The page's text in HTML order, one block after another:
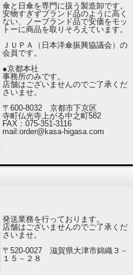
傘と日傘を専門に扱う製造卸です。
安物すぎずブランド品のように高く
ない、ノーブランド品で安価をモッ
トーに商品を取りそろえています。
ＪＵＰＡ（日本洋傘振興協議会）の
会員です。
●京都本社
事務所のみです。
店舗はございませんのでご了承くだ
さいませ。
〒600-8032 京都市下京区
寺町仏光寺上がる中之町582
FAX：075-351-3116
mail:order@kasa-higasa.com
発送業務を行っております。
店舗はございませんのでご了承くだ
さいませ。
〒520-0027 滋賀県大津市錦織３－
１５－２８